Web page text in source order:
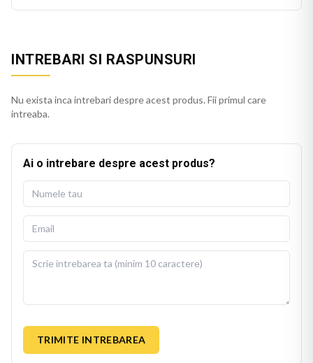
INTREBARI SI RASPUNSURI
Nu exista inca intrebari despre acest produs. Fii primul care
intreaba.
Ai o intrebare despre acest produs?
TRIMITE INTREBAREA